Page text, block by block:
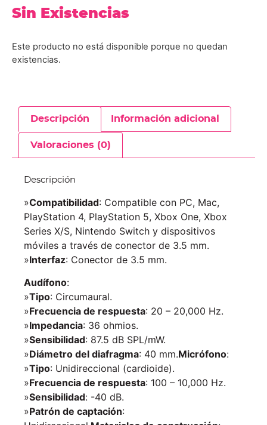
Sin Existencias
Este producto no está disponible porque no quedan
existencias.
Descripción Información adicional
Valoraciones (0)
Descripción
»Compatibilidad: Compatible con PC, Mac,
PlayStation 4, PlayStation 5, Xbox One, Xbox
Series X/S, Nintendo Switch y dispositivos
móviles a través de conector de 3.5 mm.
»Interfaz: Conector de 3.5 mm.
Audífono:
»Tipo: Circumaural.
»Frecuencia de respuesta: 20 – 20,000 Hz.
»Impedancia: 36 ohmios.
»Sensibilidad: 87.5 dB SPL/mW.
»Diámetro del diafragma: 40 mm.Micrófono:
»Tipo: Unidireccional (cardioide).
»Frecuencia de respuesta: 100 – 10,000 Hz.
»Sensibilidad: -40 dB.
»Patrón de captación: